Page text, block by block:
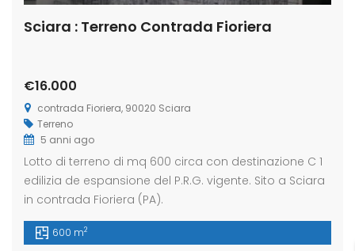
Sciara : Terreno Contrada Fioriera
€16.000
contrada Fioriera, 90020 Sciara
Terreno
5 anni ago
Lotto di terreno di mq 600 circa con destinazione C 1
edilizia de espansione del P.R.G. vigente. Sito a Sciara
in contrada Fioriera (PA).
600 m2
: Terreno
Valle Corvo
€13.000